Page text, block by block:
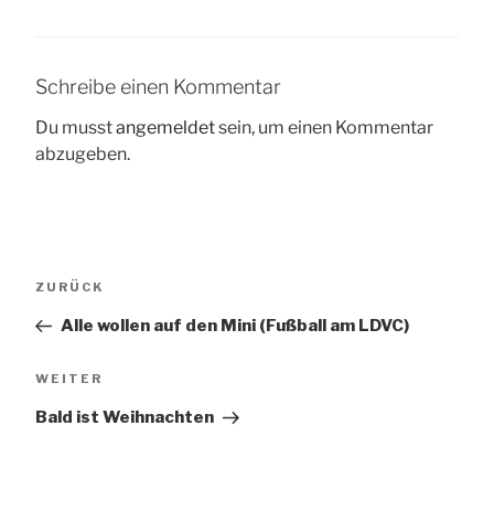
Schreibe einen Kommentar
Du musstangemeldetsein, um einen Kommentar
abzugeben.
Vorheriger
ZURÜCK
Alle wollen auf den Mini (Fußball am LDVC)
Nächster
WEITER
Bald ist Weihnachten